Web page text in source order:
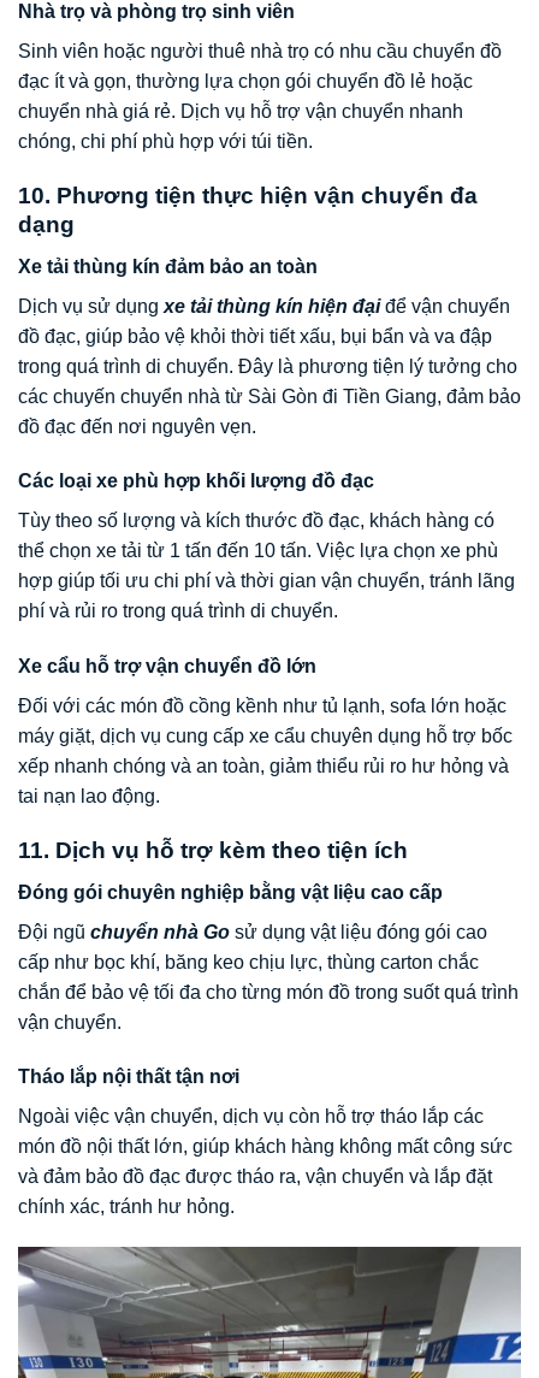
Nhà trọ và phòng trọ sinh viên
Sinh viên hoặc người thuê nhà trọ có nhu cầu chuyển đồ
đạc ít và gọn, thường lựa chọn gói chuyển đồ lẻ hoặc
chuyển nhà giá rẻ. Dịch vụ hỗ trợ vận chuyển nhanh
chóng, chi phí phù hợp với túi tiền.
10. Phương tiện thực hiện vận chuyển đa
dạng
Xe tải thùng kín đảm bảo an toàn
Dịch vụ sử dụng xe tải thùng kín hiện đạiđể vận chuyển
đồ đạc, giúp bảo vệ khỏi thời tiết xấu, bụi bẩn và va đập
trong quá trình di chuyển. Đây là phương tiện lý tưởng cho
các chuyến chuyển nhà từ Sài Gòn đi Tiền Giang, đảm bảo
đồ đạc đến nơi nguyên vẹn.
Các loại xe phù hợp khối lượng đồ đạc
Tùy theo số lượng và kích thước đồ đạc, khách hàng có
thể chọn xe tải từ 1 tấn đến 10 tấn. Việc lựa chọn xe phù
hợp giúp tối ưu chi phí và thời gian vận chuyển, tránh lãng
phí và rủi ro trong quá trình di chuyển.
Xe cẩu hỗ trợ vận chuyển đồ lớn
Đối với các món đồ cồng kềnh như tủ lạnh, sofa lớn hoặc
máy giặt, dịch vụ cung cấp xe cẩu chuyên dụng hỗ trợ bốc
xếp nhanh chóng và an toàn, giảm thiểu rủi ro hư hỏng và
tai nạn lao động.
11. Dịch vụ hỗ trợ kèm theo tiện ích
Đóng gói chuyên nghiệp bằng vật liệu cao cấp
Đội ngũ chuyển nhà Go sử dụng vật liệu đóng gói cao
cấp như bọc khí, băng keo chịu lực, thùng carton chắc
chắn để bảo vệ tối đa cho từng món đồ trong suốt quá trình
vận chuyển.
Tháo lắp nội thất tận nơi
Ngoài việc vận chuyển, dịch vụ còn hỗ trợ tháo lắp các
món đồ nội thất lớn, giúp khách hàng không mất công sức
và đảm bảo đồ đạc được tháo ra, vận chuyển và lắp đặt
chính xác, tránh hư hỏng.